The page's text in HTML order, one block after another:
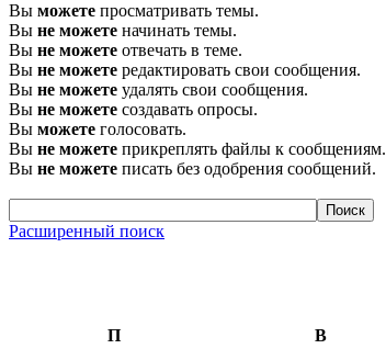
Вы можете просматривать темы.
Вы не можете начинать темы.
Вы не можете отвечать в теме.
Вы не можете редактировать свои сообщения.
Вы не можете удалять свои сообщения.
Вы не можете создавать опросы.
Вы можете голосовать.
Вы не можете прикреплять файлы к сообщениям.
Вы не можете писать без одобрения сообщений.
Расширенный поиск
П В